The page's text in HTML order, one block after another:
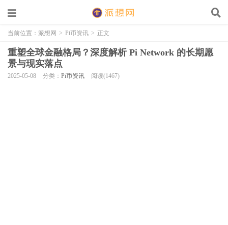
当前位置： 派想网 > Pi币资讯 > 正文
重塑全球金融格局？深度解析 Pi Network 的长期愿
景与现实落点
2025-05-08 分类： Pi币资讯 阅读(1467)